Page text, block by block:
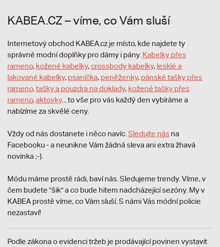
KABEA.CZ – víme, co Vám sluší
Internetový obchod KABEA.cz je místo, kde najdete ty
správné modní doplňky pro dámy i pány. Kabelky přes
rameno, kožené kabelky,crossbody kabelky, lesklé a
lakované kabelky, psaníčka, peněženky, pánské tašky přes
rameno,tašky a pouzdra na doklady, kožené tašky přes
rameno,aktovky... to vše pro vás každý den vybíráme a
nabízíme za skvělé ceny.
Vždy od nás dostanete i něco navíc. Sledujte nás na
Facebooku - a neunikne Vám žádná sleva ani extra žhavá
novinka ;-).
Módu máme prostě rádi, baví nás. Sledujeme trendy. Víme, v
čem budete "šik" a co bude hitem nadcházející sezóny. My v
KABEA prostě víme, co Vám sluší. S námi Vás módní policie
nezastaví!
Podle zákona o evidenci tržeb je prodávající povinen vystavit